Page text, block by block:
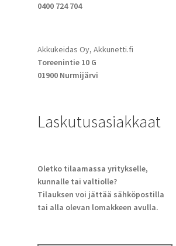
0400 724 704
Akkukeidas Oy, Akkunetti.fi
Toreenintie 10 G
01900 Nurmijärvi
Laskutusasiakkaat
Oletko tilaamassa yritykselle,
kunnalle tai valtiolle?
Tilauksen voi jättää sähköpostilla
tai alla olevan lomakkeen avulla.